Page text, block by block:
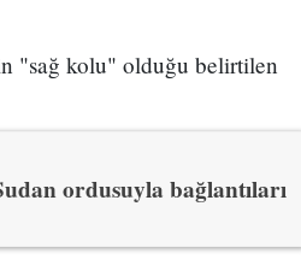
"sağ kolu" olduğu belirtilen
ordusuyla bağlantıları